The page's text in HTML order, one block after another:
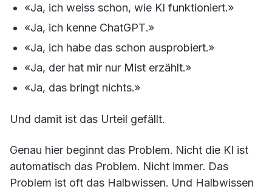
«Ja, ich weiss schon, wie KI funktioniert.»
«Ja, ich kenne ChatGPT.»
«Ja, ich habe das schon ausprobiert.»
«Ja, der hat mir nur Mist erzählt.»
«Ja, das bringt nichts.»
Und damit ist das Urteil gefällt.
Genau hier beginnt das Problem. Nicht die KI ist
automatisch das Problem. Nicht immer. Das
Problem ist oft das Halbwissen. Und Halbwissen